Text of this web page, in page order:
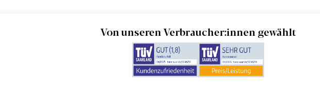
Von unseren Verbraucher:innen gewählt